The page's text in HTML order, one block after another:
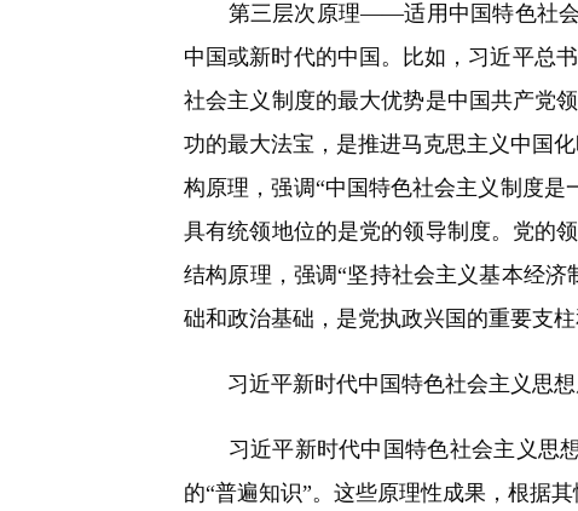
第三层次原理——适用中国特色社会
中国或新时代的中国。比如，习近平总
社会主义制度的最大优势是中国共产党
功的最大法宝，是推进马克思主义中国
构原理，强调“中国特色社会主义制度
具有统领地位的是党的领导制度。党的
结构原理，强调“坚持社会主义基本经
础和政治基础，是党执政兴国的重要支柱
习近平新时代中国特色社会主义思想
习近平新时代中国特色社会主义思想
的“普遍知识”。这些原理性成果，根据